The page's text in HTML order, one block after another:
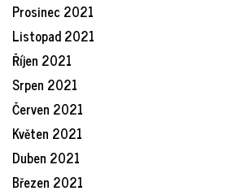
Prosinec 2021
Listopad 2021
Říjen 2021
Srpen 2021
Červen 2021
Květen 2021
Duben 2021
Březen 2021